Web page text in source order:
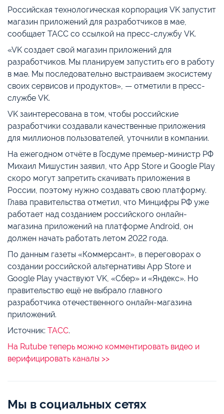
Российская технологическая корпорация VK запустит
магазин приложений для разработчиков в мае,
сообщает ТАСС со ссылкой на пресс-службу VK.
«VK создает свой магазин приложений для
разработчиков. Мы планируем запустить его в работу
в мае. Мы последовательно выстраиваем экосистему
своих сервисов и продуктов», — отметили в пресс-
службе VK.
VK заинтересована в том, чтобы российские
разработчики создавали качественные приложения
для миллионов пользователей, уточнили в компании.
На ежегодном отчёте в Госдуме премьер-министр РФ
Михаил Мишустин заявил, что App Store и Google Play
скоро могут запретить скачивать приложения в
России, поэтому нужно создавать свою платформу.
Глава правительства отметил, что Минцифры РФ уже
работает над созданием российского онлайн-
магазина приложений на платформе Android, он
должен начать работать летом 2022 года.
По данным газеты «Коммерсант», в переговорах о
создании российской альтернативы App Store и
Google Play участвуют VK, «Сбер» и «Яндекс». Но
правительство ещё не выбрало главного
разработчика отечественного онлайн-магазина
приложений.
Источник: ТАСС.
На Rutube теперь можно комментировать видео и
верифицировать каналы >>
Мы в социальных сетях